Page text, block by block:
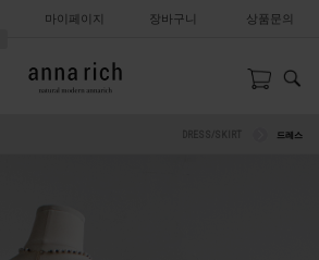
마이페이지 장바구니 상품문의
드레스